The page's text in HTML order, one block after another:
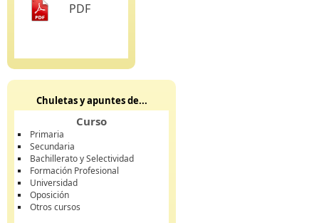
PDF
Chuletas y apuntes de...
Curso
Primaria
Secundaria
Bachillerato y Selectividad
Formación Profesional
Universidad
Oposición
Otros cursos